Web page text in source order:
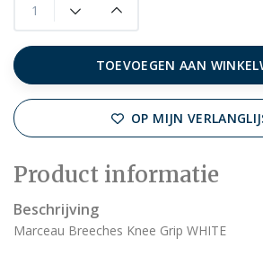
TOEVOEGEN AAN
OP MIJN
Product informatie
Beschrijving
Marceau Breeches Knee Grip WHITE